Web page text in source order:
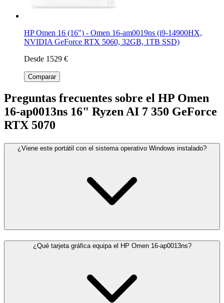
HP Omen 16 (16") - Omen 16-am0019ns (i9-14900HX,
NVIDIA GeForce RTX 5060, 32GB, 1TB SSD)
Desde 1529 €
Comparar
Preguntas frecuentes sobre el HP Omen
16-ap0013ns 16" Ryzen AI 7 350 GeForce
RTX 5070
¿Viene este portátil con el sistema operativo Windows instalado?
¿Qué tarjeta gráfica equipa el HP Omen 16-ap0013ns?